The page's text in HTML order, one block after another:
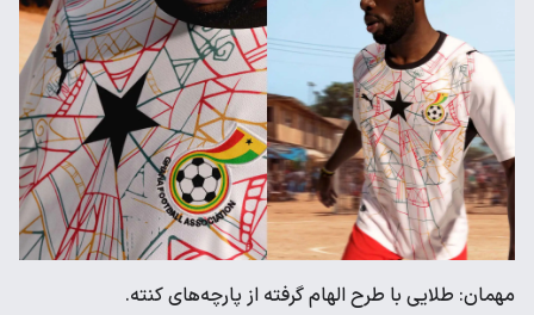
مهمان: طلایی با طرح الهام گرفته از پارچه‌های کنته.